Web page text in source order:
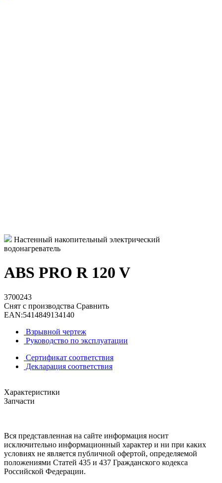
Настенный накопительный электрический
водонагреватель
ABS PRO R 120 V
3700243
Снят с производства Сравнить
EAN:5414849134140
Взрывной чертеж
Руководство по эксплуатации
Сертификат соответствия
Декларация соответствия
Характеристики
Запчасти
Вся представленная на сайте информация носит
исключительно информационный характер и ни при каких
условиях не является публичной офертой, определяемой
положениями Статей 435 и 437 Гражданского кодекса
Российской Федерации.